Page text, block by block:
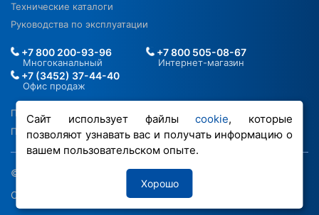
Сайт использует файлыcookie, которые
позволяют узнавать вас и получать информацию о
вашем пользовательском опыте.
Хорошо
Технические каталоги
Руководства по эксплуатации
Политика в отношении ПДН
Политика обработки файлов cookie
+7 800 200-93-96
Многоканальный
+7 800 505-08-67
Интернет-магазин
+7 (3452) 37-44-40
Офис продаж
© 2026 ООО «РОВЕН-Регионы»
Сделано в